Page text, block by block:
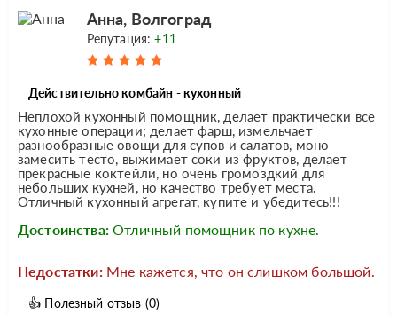
Анна, Волгоград
Репутация:+11
Действительно комбайн - кухонный
Неплохой кухонный помощник, делает практически все
кухонные операции; делает фарш, измельчает
разнообразные овощи для супов и салатов, моно
замесить тесто, выжимает соки из фруктов, делает
прекрасные коктейли, но очень громоздкий для
небольших кухней, но качество требует места.
Отличный кухонный агрегат, купите и убедитесь!!!
Достоинства: Отличный помощник по кухне.
Недостатки: Мне кажется, что он слишком большой.
👍 Полезный отзыв (0)